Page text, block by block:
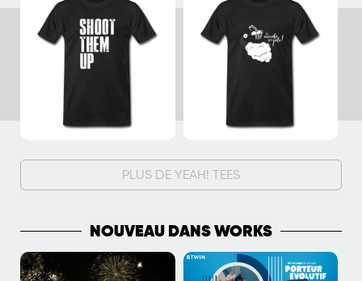
PLUS DE YEAH! TEES
NOUVEAU DANS WORKS